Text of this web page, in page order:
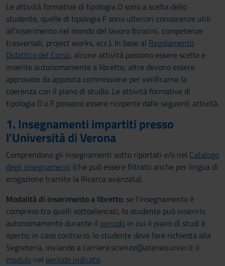
Le attività formative di tipologia D sono a scelta dello
studente, quelle di tipologia F sono ulteriori conoscenze utili
all’inserimento nel mondo del lavoro (tirocini, competenze
trasversali, project works, ecc.). In base al Regolamento
Didattico del Corso, alcune attività possono essere scelte e
inserite autonomamente a libretto, altre devono essere
approvate da apposita commissione per verificarne la
coerenza con il piano di studio. Le attività formative di
tipologia D o F possono essere ricoperte dalle seguenti attività.
1. Insegnamenti impartiti presso
l'Università di Verona
Comprendono gli insegnamenti sotto riportati e/o nel Catalogo
degli insegnamenti (che può essere filtrato anche per lingua di
erogazione tramite la Ricerca avanzata).
Modalità di inserimento a libretto: se l'insegnamento è
compreso tra quelli sottoelencati, lo studente può inserirlo
autonomamente durante il periodo in cui il piano di studi è
aperto; in caso contrario, lo studente deve fare richiesta alla
Segreteria, inviando a carriere.scienze@ateneo.univr.it il
modulo nel periodo indicato.